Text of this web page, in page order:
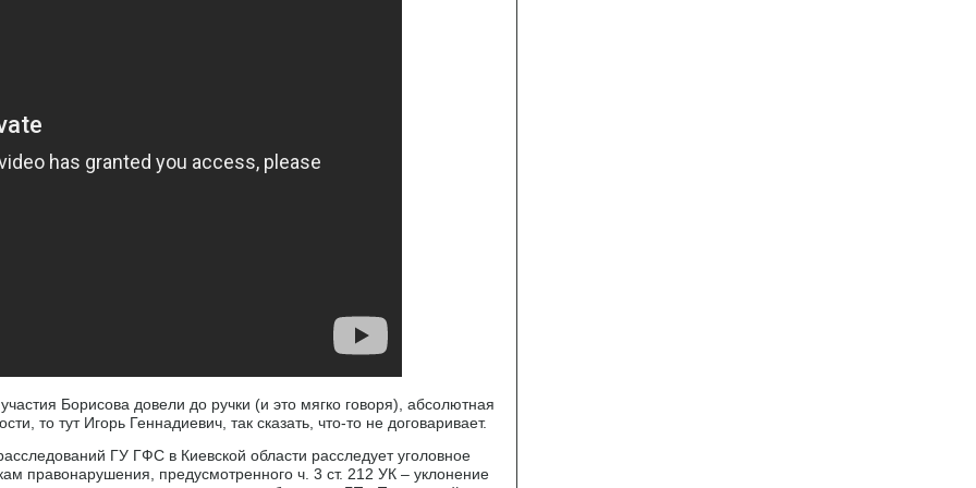
Борисова довели до ручки (и это мягко говоря), абсолютная
то тут Игорь Геннадиевич, так сказать, что-то не договаривает.
ГУ ГФС в Киевской области расследует уголовное
правонарушения, предусмотренного ч. 3 ст. 212 УК – уклонение